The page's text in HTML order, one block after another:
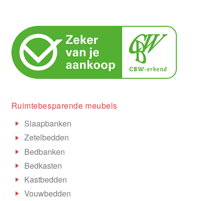
Ruimtebesparende meubels
Slaapbanken
Zetelbedden
Bedbanken
Bedkasten
Kastbedden
Vouwbedden